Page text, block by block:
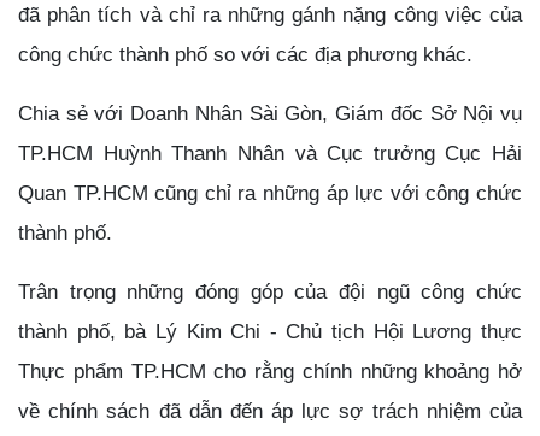
đã phân tích và chỉ ra những gánh nặng công việc của
công chức thành phố so với các địa phương khác.
Chia sẻ với Doanh Nhân Sài Gòn, Giám đốc Sở Nội vụ
TP.HCM Huỳnh Thanh Nhân và Cục trưởng Cục Hải
Quan TP.HCM cũng chỉ ra những áp lực với công chức
thành phố.
Trân trọng những đóng góp của đội ngũ công chức
thành phố, bà Lý Kim Chi - Chủ tịch Hội Lương thực
Thực phẩm TP.HCM cho rằng chính những khoảng hở
về chính sách đã dẫn đến áp lực sợ trách nhiệm của